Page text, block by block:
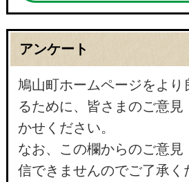
アンケート
鳩山町ホームページをより
るために、皆さまのご意見
かせください。
なお、この欄からのご意見
信できませんのでご了承く